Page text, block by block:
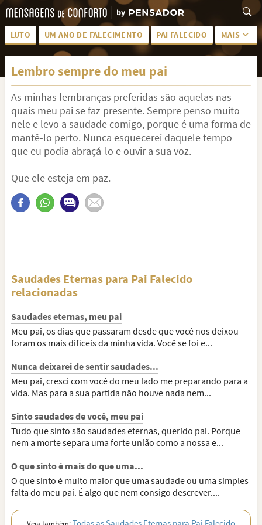
LUTO UM ANO DE FALECIMENTO PAI FALECIDO MAIS
LUTO PARA AMIGA PALAVRAS
SAUDADES DA MÃE
PÊSAMES PARA AMIGA DESCANSE EM PAZ
MEUS SENTIMENTOS PÊSAMES PARA AMIGO
FRASES DE LUTO PARA AMIGO FIM DE NAMORO
Lembro sempre do meu pai
As minhas lembranças preferidas são aquelas nas
quais meu pai se faz presente. Sempre penso muito
nele e levo a saudade comigo, porque é uma forma de
mantê-lo perto. Nunca esquecerei daquele tempo
que eu podia abraçá-lo e ouvir a sua voz.
Que ele esteja em paz.
Saudades Eternas para Pai Falecido
relacionadas
Saudades eternas, meu pai
Meu pai, os dias que passaram desde que você nos deixou
foram os mais difíceis da minha vida. Você se foi e...
Nunca deixarei de sentir saudades...
Meu pai, cresci com você do meu lado me preparando para a
vida. Mas para a sua partida não houve nada nem...
Sinto saudades de você, meu pai
Tudo que sinto são saudades eternas, querido pai. Porque
nem a morte separa uma forte união como a nossa e...
O que sinto é mais do que uma...
O que sinto é muito maior que uma saudade ou uma simples
falta do meu pai. É algo que nem consigo descrever....